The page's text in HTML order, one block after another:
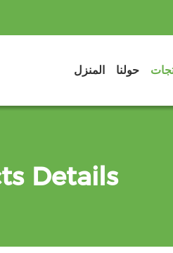
المنزل حولنا
Details